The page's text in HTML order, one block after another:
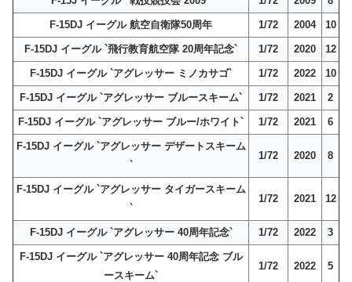
F-15DJ イーグル 航空自衛隊50周年 1/72 2004 10
F-15DJ イーグル `飛行教育航空隊 20周年記念` 1/72 2020 12
F-15DJ イーグル `アグレッサー ミノカサゴ` 1/72 2022 10
F-15DJ イーグル `アグレッサー ブルースキーム` 1/72 2021 2
F-15DJ イーグル `アグレッサー ブルー/ホワイト` 1/72 2021 6
F-15DJ イーグル `アグレッサー デザートスキーム
`
1/72 2020 8
F-15DJ イーグル `アグレッサー タイガースキーム
`
1/72 2021 12
F-15DJ イーグル `アグレッサー 40周年記念` 1/72 2022 3
F-15DJ イーグル `アグレッサー 40周年記念 ブル
ースキーム`
1/72 2022 5